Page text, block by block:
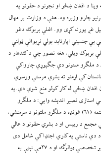
شورا ۶۱ غونډې ته خپله وینا د افغان ښځو او نجونو د حقونو په
چارو وزیره وه. هغې د وزارت پر مهال
غږ پورته کړی وو. اغلې بربوک دغو
جنسیتي اپارتاید بولي نړیوالې ټولنې
بربوک ویلي، هغه تصور چې د کندهار د
د ملګرو ملتونو دې جګپوړې چارواکې
کې اړمنو ته بشري مرستې ورسوي
افغان ښځې له کار کولو منع شوي دي.په
استازی نصير اندېشه وايي: ​د ملګرو
ملتونو په مقر جینوا کې د بشري حقونو د شورا یو شپېتمه (۶۱) غونډه د ملګرو ملتونو د سرمنشي،
مجمع د رییس او د بشري حقونو د عالي
دې ناستې په کاري اجنډا کې شامل دی
چې د روانې میاشتې په ۲۶مه نېټه به دوه راپورونه او یو تخصصي ډیالوګ او د ۲۷مې نېټې په